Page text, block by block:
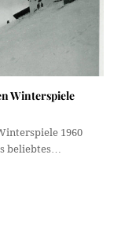
Winterspiele
1960
beliebtes…